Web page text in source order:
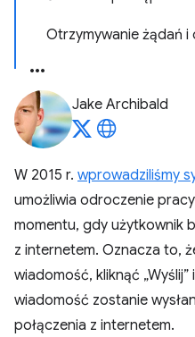
Otrzymywanie żądań i
Jake Archibald
W 2015 r. wprowadziliśmy
umożliwia odroczenie
momentu, gdy użytkownik
z internetem. Oznacza to,
wiadomość, kliknąć
wiadomość zostanie
połączenia z internetem.